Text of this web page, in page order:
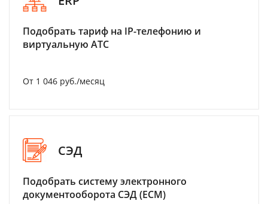
Подобрать тариф на IP-телефонию и
виртуальную АТС
От 1 046 руб./месяц
СЭД
Подобрать систему электронного
документооборота СЭД (ECM)